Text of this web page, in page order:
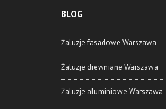
BLOG
Żaluzje fasadowe Warszawa
Żaluzje drewniane Warszawa
Żaluzje aluminiowe Warszawa